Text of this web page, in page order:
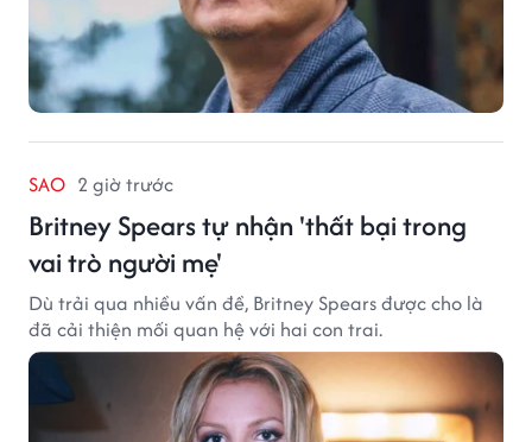
SAO 2 giờ trước
Britney Spears tự nhận 'thất bại trong
vai trò người mẹ'
Dù trải qua nhiều vấn đề, Britney Spears được cho là
đã cải thiện mối quan hệ với hai con trai.